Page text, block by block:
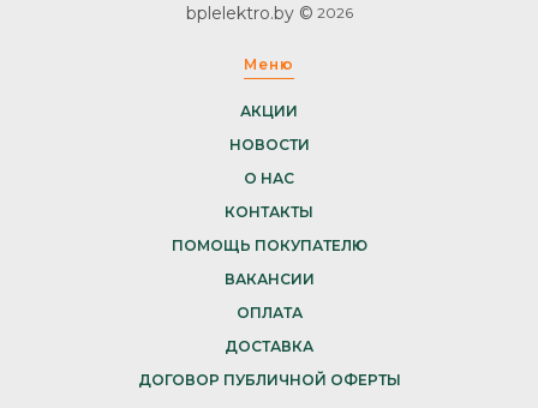
bplelektro.by © 2026
Меню
АКЦИИ
НОВОСТИ
О НАС
КОНТАКТЫ
ПОМОЩЬ ПОКУПАТЕЛЮ
ВАКАНСИИ
ОПЛАТА
ДОСТАВКА
ДОГОВОР ПУБЛИЧНОЙ ОФЕРТЫ